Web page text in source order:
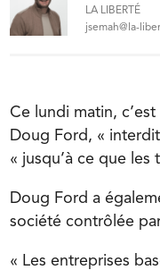
LA LIBERTÉ
jsemah@la-
Ce lundi matin,
Doug Ford, «
« jusqu’à ce que les
Doug Ford a
société contrôlée
« Les entreprises